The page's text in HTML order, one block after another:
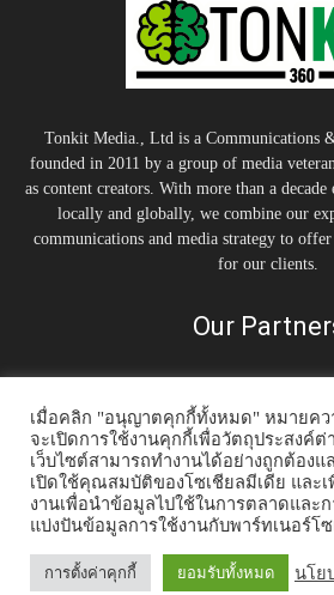
Tonkit Media., Ltd is a Communications
founded in 2011 by a group of media
as content creators. With more than a
locally and globally, we combine our
communications and media strategy to
for our clients.
Our
Home Tonkit TV Podcast คนต้นคิด
Inspiration
Trending Story
เมื่อคลิก "อนุญาตคุกกี้ทั้งหมด" หมายคว
จะเปิดการใช้งานคุกกี้เพื่อวัตถุประสงค์ต่
เว็บไซต์สามารถทำงานได้อย่างถูกต้องแ
เปิดใช้คุณสมบัติของโซเชียลมีเดีย และเ
งานเพื่อนำข้อมูลไปใช้ในการตลาดและ
แบ่งปันข้อมูลการใช้งานกับพาร์ทเนอร์โ
การตั้งค่าคุกกี้ ยอมรับทั้งหมด นโย